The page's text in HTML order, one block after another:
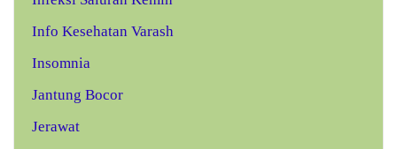
Info Kesehatan Varash
Insomnia
Jantung Bocor
Jerawat